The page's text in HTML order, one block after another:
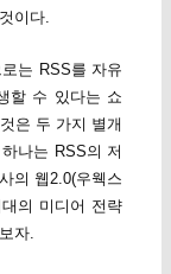
이다.
는 RSS를 자유
할 수 있다는 쇼
은 두 가지 별개
나는 RSS의 저
의 웹2.0(우웩스
의 미디어 전략
자.